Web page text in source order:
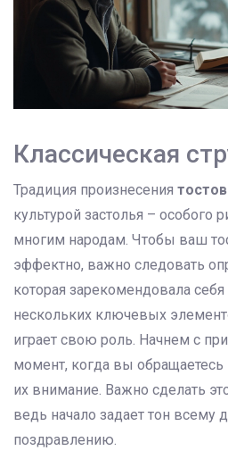
Классическая
Традиция произнесения тостов
культурой застолья – особого
многим народам. Чтобы ваш
эффектно, важно следовать
которая зарекомендовала
нескольких ключевых
играет свою роль. Начнем с
момент, когда вы обращаетесь
их внимание. Важно сделать
ведь начало задает тон всему
поздравлению.